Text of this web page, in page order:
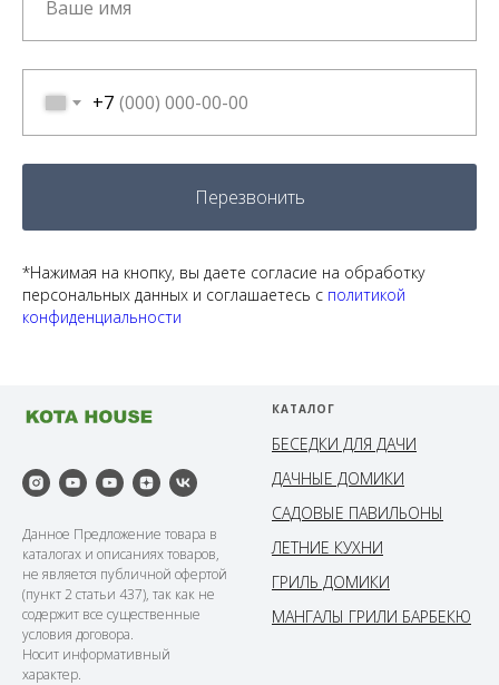
+7
Перезвонить
*Нажимая на кнопку, вы даете согласие на обработку
персональных данных и соглашаетесь c политикой
конфиденциальности
Данное Предложение товара в
каталогах и описаниях товаров,
не является публичной офертой
(пункт 2 статьи 437), так как не
содержит все существенные
условия договора.
Носит информативный
характер.
КАТАЛОГ
БЕСЕДКИ ДЛЯ ДАЧИ
ДАЧНЫЕ ДОМИКИ
САДОВЫЕ ПАВИЛЬОНЫ
ЛЕТНИЕ КУХНИ
ГРИЛЬ ДОМИКИ
МАНГАЛЫ ГРИЛИ БАРБЕКЮ